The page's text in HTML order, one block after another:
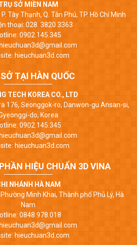
SỞ MIỀN NAM
Tây Thạnh, Q. Tân Phú, TP. Hồ Chí Minh
thoại: 028. 3820 3363
0902.145.345
hieuchuan3d.com
TẠI HÀN QUỐC
TECH KOREA CO., LTD
176, Seonggok-ro, Danwon-gu Ansan-si,
do, Korea
0902.145.345
hieuchuan3d.com
HIỆU CHUẨN 3D VINA
NHÁNH HÀ NAM
Minh Khai, Thành phố Phủ Lý, Hà
Nam
0848.978.018
hieuchuan3d.com